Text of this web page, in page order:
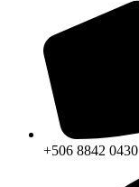
+506 8842 0430